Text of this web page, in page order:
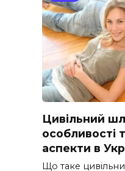
Цивільний
особливості
аспекти в
Що таке